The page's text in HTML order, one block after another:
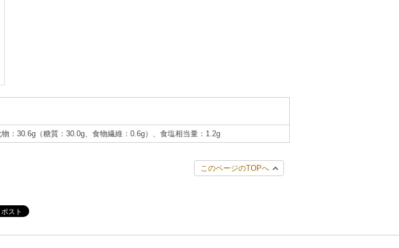
：30.6g（糖質：30.0g、食物繊維：0.6g）、食塩相当量：1.2g
このページのTOPへ